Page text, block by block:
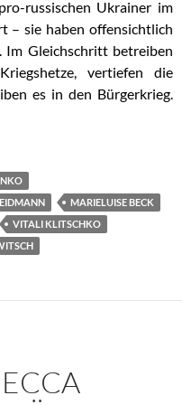
russischen Ukrainer im
– sie haben offensichtlich
Im Gleichschritt betreiben
vertiefen die
es in den Bürgerkrieg.
die Wahrheit
MARIELUISE BECK
VITALI KLITSCHKO